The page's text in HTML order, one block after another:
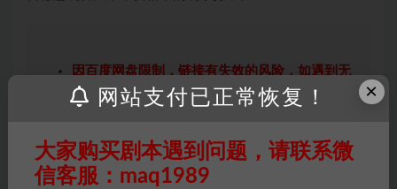
因百度网盘限制，链接有失效的风险，如遇到无
效链接请联系客服补发！！！网盘不限速下载神
免责声明： 本站所有剧本杀资源均为网友分享
投稿+个人整理而来，仅供学习研究使用，请勿
用于商业用途!任何人访问、浏览本站，购买或
×
网站支付已正常恢复！
大家购买剧本遇到问题，请联系微
信客服：maq1989